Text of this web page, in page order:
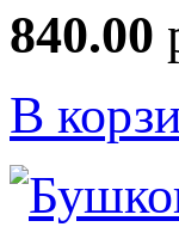
840.00
В